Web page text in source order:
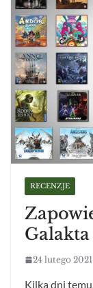
RECENZJE
Galakta
24 lutego 2021
Kilka dni